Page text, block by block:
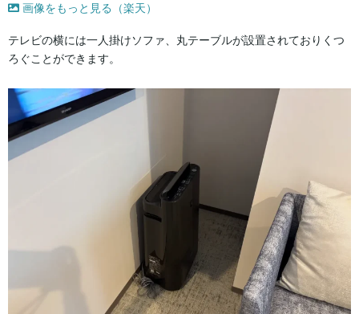
画像をもっと見る（楽天）
テレビの横には一人掛けソファ、丸テーブルが設置されておりくつ
ろぐことができます。